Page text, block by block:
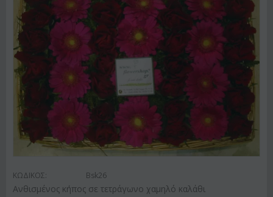
ΚΩΔΙΚΟΣ: Bsk26
Ανθισμένος κήπος σε τετράγωνο χαμηλό καλάθι